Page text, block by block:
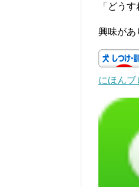
「どう
興味があ
にほんブ